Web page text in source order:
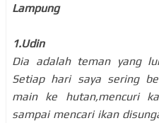
Lampung
1.Udin
Dia adalah teman yang
Setiap hari saya sering
main ke hutan,mencuri
sampai mencari ikan